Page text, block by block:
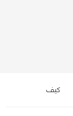
كيف